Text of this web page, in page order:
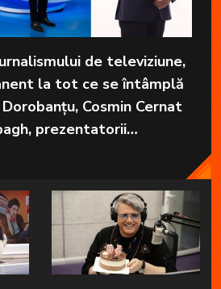
de televiziune,
la tot ce se întâmplă
Cosmin Cernat
prezentatorii